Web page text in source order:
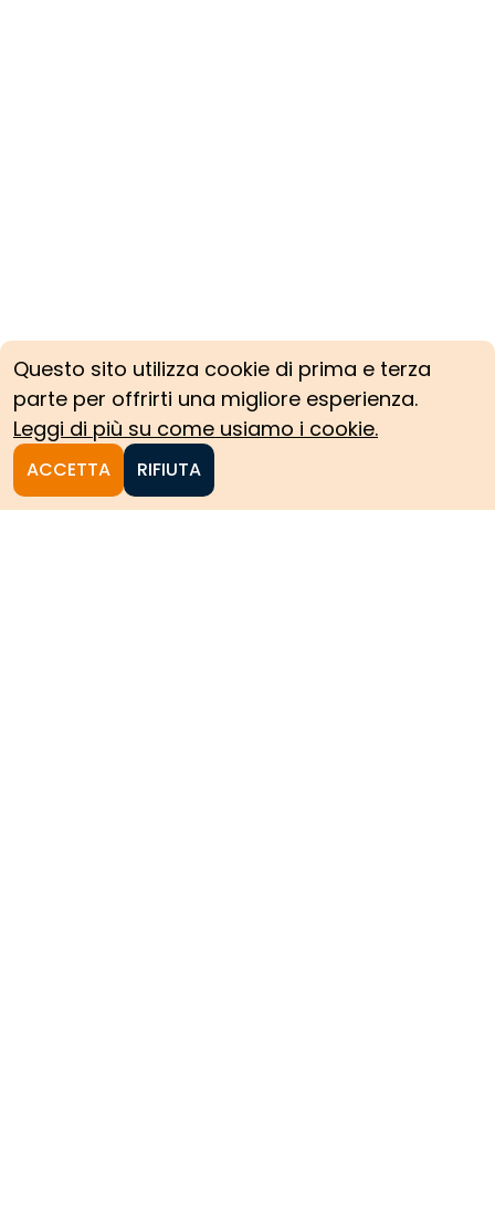
Questo sito utilizza cookie di prima e terza
parte per offrirti una migliore esperienza.
Leggi di più su come usiamo i cookie.
ACCETTA RIFIUTA